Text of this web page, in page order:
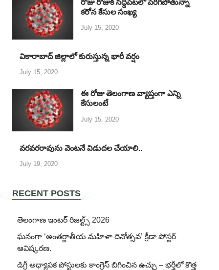
రోజు రోజుకి సిద్దిపేటలో పెరిగిపోతున్నా
కరోన కేసుల సంఖ్య
July 15, 2020
వికారాబాద్ జిల్లాలో కురుస్తున్న భారీ వర్షం
July 15, 2020
ఈ రోజు తెలంగాణ వ్యాప్తంగా ఎన్ని
కేసులంటే
July 15, 2020
వరవరరావును వెంటనే విడుదల చేయాలి..
July 19, 2020
RECENT POSTS
తెలంగాణ ఇంటర్ రిజల్ట్స్ 2026
ఘనంగా ‘అంతర్జాతీయ మహిళా దినోత్సవ’ క్రీడా పోస్టర్
ఆవిష్కరణ.
డిగ్రీ అధ్యాపక పోస్టులకు కాంగ్రెస్ బిగించిన ఉచ్చు – భర్తీలో కొత్త